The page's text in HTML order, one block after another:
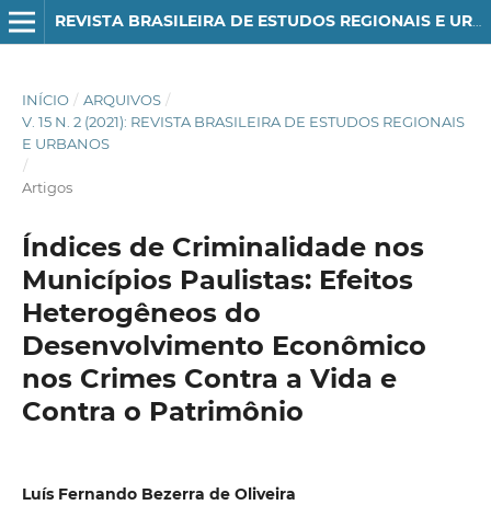
REVISTA BRASILEIRA DE ESTUDOS REGIONAIS E URBANOS
INÍCIO / ARQUIVOS /
V. 15 N. 2 (2021): REVISTA BRASILEIRA DE ESTUDOS REGIONAIS
E URBANOS
/
Artigos
Índices de Criminalidade nos
Municípios Paulistas: Efeitos
Heterogêneos do
Desenvolvimento Econômico
nos Crimes Contra a Vida e
Contra o Patrimônio
Luís Fernando Bezerra de Oliveira